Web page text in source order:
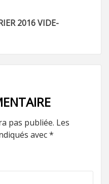
2016 VIDE-
pas publiée. Les
avec*